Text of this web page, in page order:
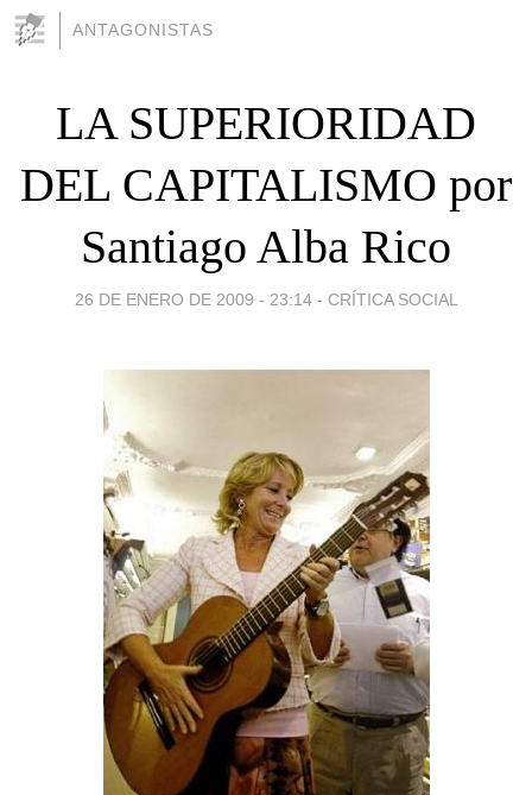
ANTAGONISTAS
LA SUPERIORIDAD
DEL CAPITALISMO por
Santiago Alba Rico
26 DE ENERO DE 2009 - 23:14 - CRÍTICA SOCIAL